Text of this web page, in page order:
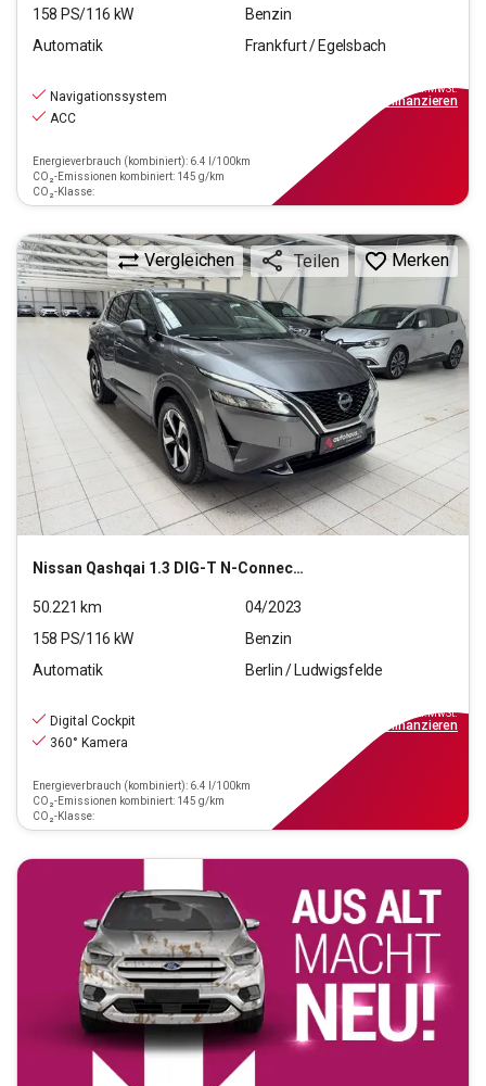
158 PS/116 kW
Benzin
Automatik
Frankfurt / Egelsbach
Navigationssystem
ACC
Energieverbrauch (kombiniert): 6.4 l/100km
CO₂-Emissionen kombiniert: 145 g/km
CO₂-Klasse:
inkl.MwSt.
finanzieren
Nissan Qashqai 1.3 DIG-T N-Connecta (EURO 6d)
Vergleichen Teilen Merken
50.221 km
04/2023
158 PS/116 kW
Benzin
Automatik
Berlin / Ludwigsfelde
Digital Cockpit
360° Kamera
Energieverbrauch (kombiniert): 6.4 l/100km
CO₂-Emissionen kombiniert: 145 g/km
CO₂-Klasse:
inkl.MwSt.
finanzieren